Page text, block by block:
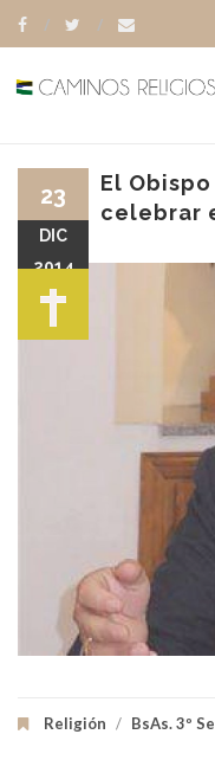
El
celebrar
Religión / BsAs. 3º
23
DIC
2014